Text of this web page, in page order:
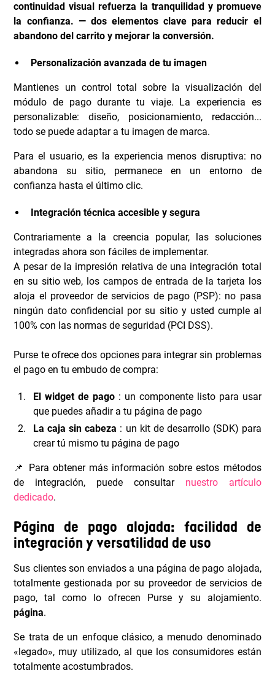
continuidad visual refuerza la tranquilidad y promueve
la confianza. — dos elementos clave para reducir el
abandono del carrito y mejorar la conversión.
Personalización avanzada de tu imagen
Mantienes un control total sobre la visualización del
módulo de pago durante tu viaje. La experiencia es
personalizable: diseño, posicionamiento, redacción...
todo se puede adaptar a tu imagen de marca.
Para el usuario, es la experiencia menos disruptiva: no
abandona su sitio, permanece en un entorno de
confianza hasta el último clic.
Integración técnica accesible y segura
Contrariamente a la creencia popular, las soluciones
integradas ahora son fáciles de implementar.
A pesar de la impresión relativa de una integración total
en su sitio web, los campos de entrada de la tarjeta los
aloja el proveedor de servicios de pago (PSP): no pasa
ningún dato confidencial por su sitio y usted cumple al
100% con las normas de seguridad (PCI DSS).
Purse te ofrece dos opciones para integrar sin problemas
el pago en tu embudo de compra:
El widget de pago : un componente listo para usar
que puedes añadir a tu página de pago
La caja sin cabeza : un kit de desarrollo (SDK) para
crear tú mismo tu página de pago
📌 Para obtener más información sobre estos métodos
de integración, puede consultarnuestro artículo
dedicado.
Página de pago alojada: facilidad de
integración y versatilidad de uso
Sus clientes son enviados a una página de pago alojada,
totalmente gestionada por su proveedor de servicios de
pago, tal como lo ofrecen Purse y su alojamiento.
página.
Se trata de un enfoque clásico, a menudo denominado
«legado», muy utilizado, al que los consumidores están
totalmente acostumbrados.